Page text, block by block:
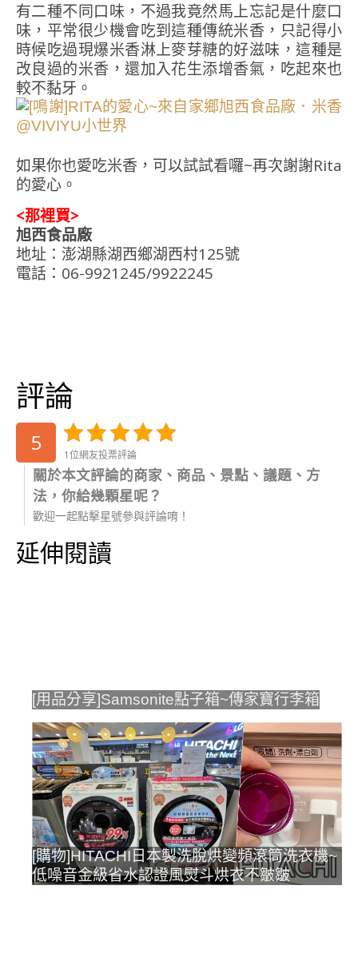
有二種不同口味，不過我竟然馬上忘記是什麼口
味，平常很少機會吃到這種傳統米香，只記得小
時候吃過現爆米香淋上麥芽糖的好滋味，這種是
改良過的米香，還加入花生添增香氣，吃起來也
較不黏牙。
如果你也愛吃米香，可以試試看囉~再次謝謝Rita
的愛心。
<那裡買>
旭西食品廠
地址：澎湖縣湖西鄉湖西村125號
電話：06-9921245/9922245
評論
5 1位網友投票評論
關於本文評論的商家、商品、景點、議題、方
法，你給幾顆星呢？
歡迎一起點擊星號參與評論唷！
延伸閱讀
[用品分享]Samsonite點子箱~傳家寶行李箱
[購物]HITACHI日本製洗脫烘變頻滾筒洗衣機~
低噪音金級省水認證風熨斗烘衣不皺皺